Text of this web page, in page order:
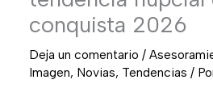
conquista 2026
Deja un comentario /
Imagen, Novias, Tendencias /